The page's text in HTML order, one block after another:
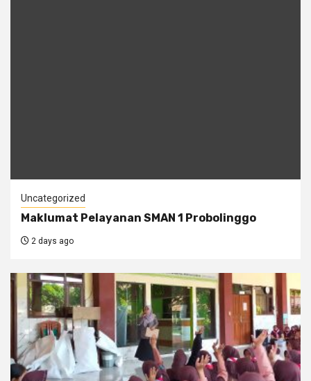
Uncategorized
Maklumat Pelayanan SMAN 1 Probolinggo
2 days ago